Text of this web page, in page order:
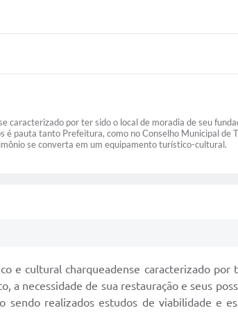
por ter sido o local de moradia de seu
pauta tanto Prefeitura, como no Conselho Municipal de
se converta em um equipamento turístico-cultural.
e cultural charqueadense caracterizado por
necessidade de sua restauração e seus
realizados estudos de viabilidade e